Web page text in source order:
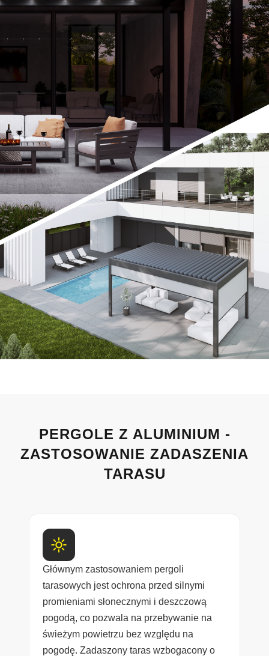
PERGOLE Z ALUMINIUM -
ZASTOSOWANIE ZADASZENIA
TARASU
Głównym zastosowaniem pergoli
tarasowych jest ochrona przed silnymi
promieniami słonecznymi i deszczową
pogodą, co pozwala na przebywanie na
świeżym powietrzu bez względu na
pogodę. Zadaszony taras wzbogacony o